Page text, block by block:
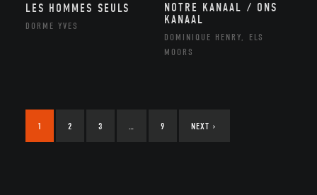
LES HOMMES SEULS
DORME YVES
NOTRE KANAAL / ONS
KANAAL
DOMINIQUE HENRY, ELS
MOORS
1 2 3 9 NEXT ›